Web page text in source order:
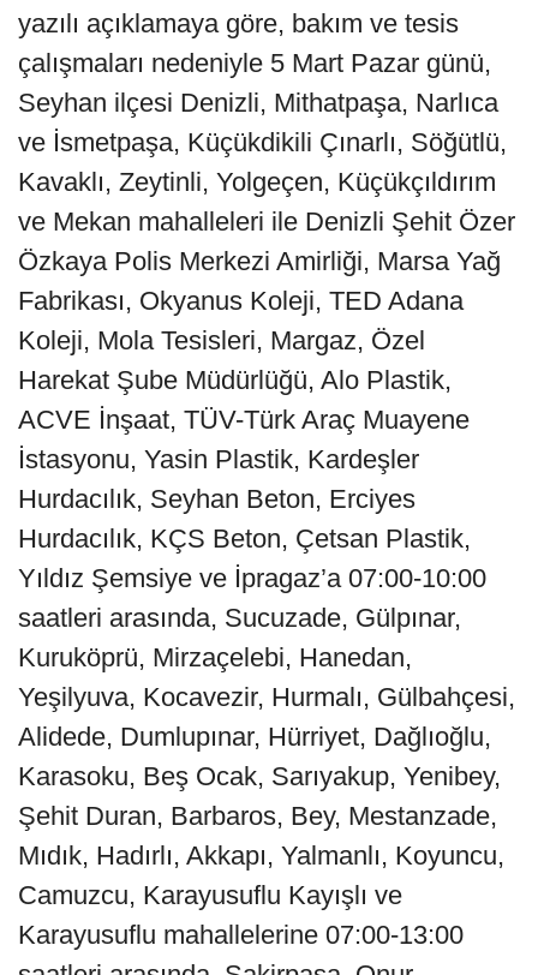
yazılı açıklamaya göre, bakım ve tesis
çalışmaları nedeniyle 5 Mart Pazar günü,
Seyhan ilçesi Denizli, Mithatpaşa, Narlıca
ve İsmetpaşa, Küçükdikili Çınarlı, Söğütlü,
Kavaklı, Zeytinli, Yolgeçen, Küçükçıldırım
ve Mekan mahalleleri ile Denizli Şehit Özer
Özkaya Polis Merkezi Amirliği, Marsa Yağ
Fabrikası, Okyanus Koleji, TED Adana
Koleji, Mola Tesisleri, Margaz, Özel
Harekat Şube Müdürlüğü, Alo Plastik,
ACVE İnşaat, TÜV-Türk Araç Muayene
İstasyonu, Yasin Plastik, Kardeşler
Hurdacılık, Seyhan Beton, Erciyes
Hurdacılık, KÇS Beton, Çetsan Plastik,
Yıldız Şemsiye ve İpragaz’a 07:00-10:00
saatleri arasında, Sucuzade, Gülpınar,
Kuruköprü, Mirzaçelebi, Hanedan,
Yeşilyuva, Kocavezir, Hurmalı, Gülbahçesi,
Alidede, Dumlupınar, Hürriyet, Dağlıoğlu,
Karasoku, Beş Ocak, Sarıyakup, Yenibey,
Şehit Duran, Barbaros, Bey, Mestanzade,
Mıdık, Hadırlı, Akkapı, Yalmanlı, Koyuncu,
Camuzcu, Karayusuflu Kayışlı ve
Karayusuflu mahallelerine 07:00-13:00